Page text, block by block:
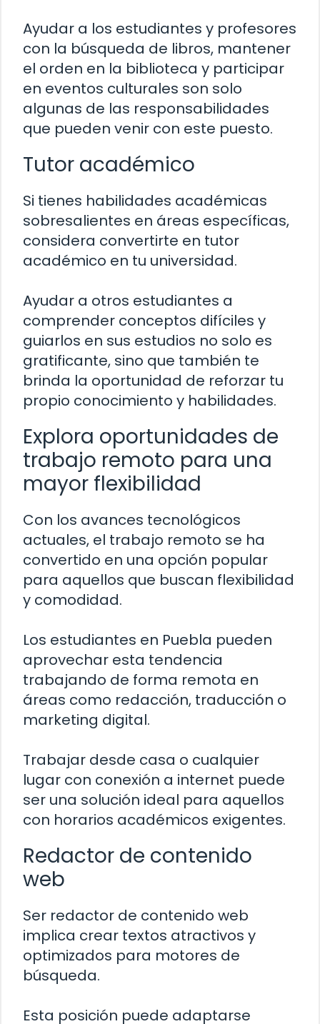
Ayudar a los estudiantes y profesores
con la búsqueda de libros, mantener
el orden en la biblioteca y participar
en eventos culturales son solo
algunas de las responsabilidades
que pueden venir con este puesto.
Tutor académico
Si tienes habilidades académicas
sobresalientes en áreas específicas,
considera convertirte en tutor
académico en tu universidad.
Ayudar a otros estudiantes a
comprender conceptos difíciles y
guiarlos en sus estudios no solo es
gratificante, sino que también te
brinda la oportunidad de reforzar tu
propio conocimiento y habilidades.
Explora oportunidades de
trabajo remoto para una
mayor flexibilidad
Con los avances tecnológicos
actuales, el trabajo remoto se ha
convertido en una opción popular
para aquellos que buscan flexibilidad
y comodidad.
Los estudiantes en Puebla pueden
aprovechar esta tendencia
trabajando de forma remota en
áreas como redacción, traducción o
marketing digital.
Trabajar desde casa o cualquier
lugar con conexión a internet puede
ser una solución ideal para aquellos
con horarios académicos exigentes.
Redactor de contenido
web
Ser redactor de contenido web
implica crear textos atractivos y
optimizados para motores de
búsqueda.
Esta posición puede adaptarse